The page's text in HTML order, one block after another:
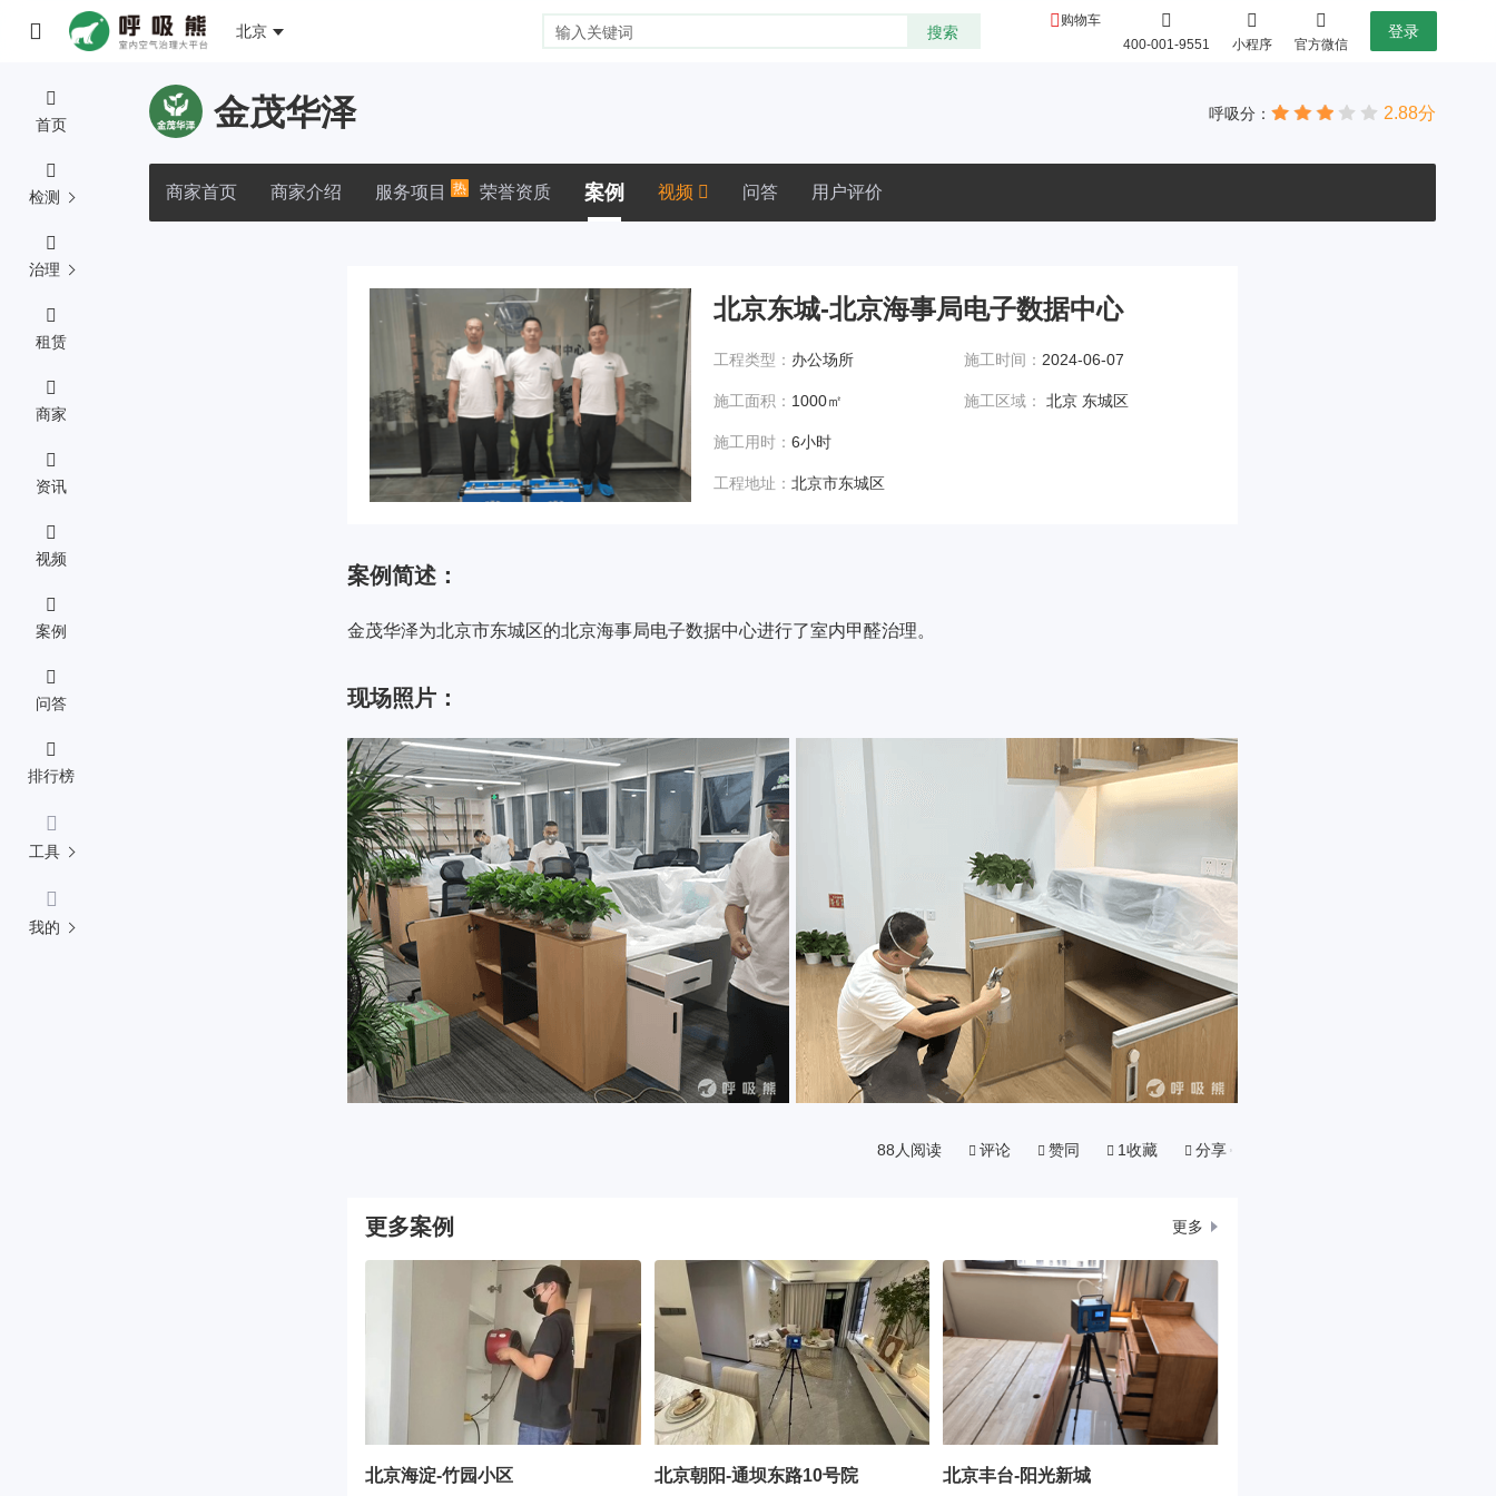
北京
购物车
400-001-9551
小程序 官方微信
登录
首页
检测
治理
租赁
商家
资讯
视频
案例
问答
排行榜
工具
我的
金茂华泽 呼吸分： 2.88分
商家首页 商家介绍 服务项目 热 荣誉资质 案例 视频 问答 用户评价
北京东城-北京海事局电子数据中心
工程类型： 办公场所 施工时间： 2024-06-07
施工面积： 1000㎡ 施工区域： 北京 东城区
施工用时： 6小时
工程地址： 北京市东城区
案例简述：
金茂华泽为北京市东城区的北京海事局电子数据中心进行了室内甲醛治理。
现场照片：
88人阅读 评论 赞同 1收藏 分享
更多案例 更多
北京海淀-竹园小区 北京朝阳-通坝东路10号院 北京丰台-阳光新城